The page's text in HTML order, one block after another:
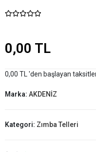
0,00 TL
0,00 TL 'den başlayan
Marka: AKDENİZ
Kategori: Zımba Telleri